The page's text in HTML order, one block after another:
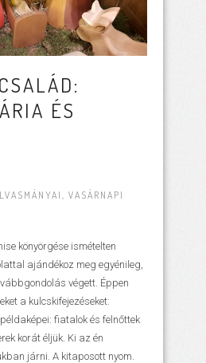
ÉS
VASÁRNAPI
könyörgése ismételten
ajándékoz meg egyénileg,
végett. Éppen
a kulcskifejezéseket:
fiatalok és felnőttek
korát éljük. Ki az én
járni. A kitaposott nyom.